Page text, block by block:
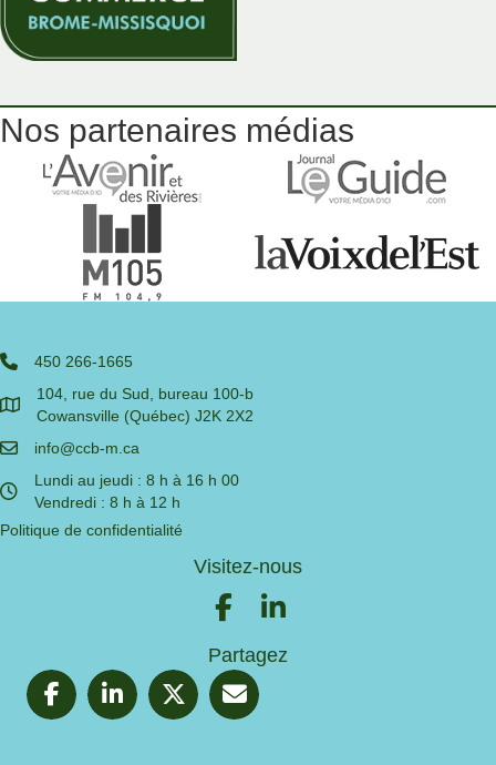
Nos partenaires médias
450 266-1665
104, rue du Sud, bureau 100-b
Cowansville (Québec) J2K 2X2
info@ccb-m.ca
Lundi au jeudi : 8 h à 16 h 00
Vendredi : 8 h à 12 h
Politique de confidentialité
Visitez-nous
Partagez